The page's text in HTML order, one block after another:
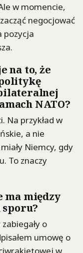
w momencie,
negocjować
pozycja
na to, że
NATO?
Na przykład w
a nie
Niemcy, gdy
To znaczy
ma między
sporu?
o
umowę o